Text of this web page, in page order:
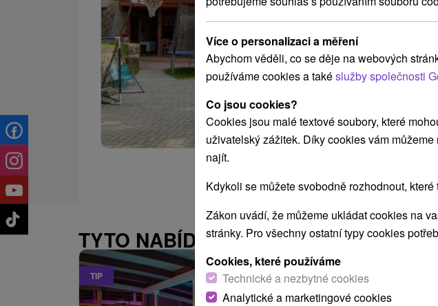
Apartmány v
Ferčekovce.
rodinného typu...
TYTO NABÍDKY BY VÁS MOHLY TAKÉ
TIP
Více o personalizaci a měření
Abychom věděli, co se děje na webových
používáme cookies a takéslužby společnosti
Co jsou cookies?
Cookies jsou malé textové soubory, které
uživatelský zážitek. Díky cookies vám
najít.
Kdykoli se můžete svobodně rozhodnout,
Zákon uvádí, že můžeme ukládat cookies na
stránky. Pro všechny ostatní typy cookies
Cookies, které používáme
Technické a nezbytné cookies
Analytické a marketingové cookies